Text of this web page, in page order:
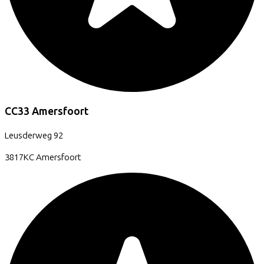
CC33 Amersfoort
Leusderweg 92
3817KCAmersfoort